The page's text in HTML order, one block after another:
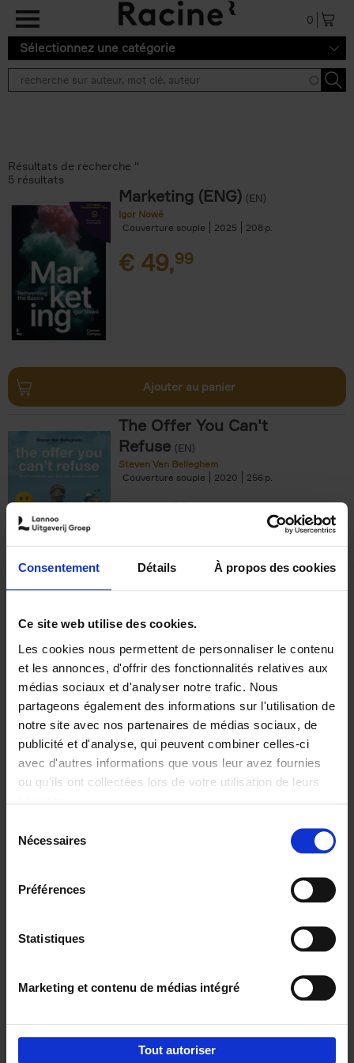
Consentement Détails À propos des cookies
Ce site web utilise des cookies.
Les cookies nous permettent de personnaliser le contenu
et les annonces, d'offrir des fonctionnalités relatives aux
médias sociaux et d'analyser notre trafic. Nous
partageons également des informations sur l'utilisation de
notre site avec nos partenaires de médias sociaux, de
publicité et d'analyse, qui peuvent combiner celles-ci
avec d'autres informations que vous leur avez fournies
ou qu'ils ont collectées lors de votre utilisation de leurs
Nécessaires
Préférences
Statistiques
Marketing et contenu de médias intégré
Tout autoriser
Aller au contenu principal
0
Sélectionnez une catégorie
Résultats de recherche ''
5 résultats
Marketing (ENG) (EN)
Igor Nowé
Couverture souple
2025 208
€ 49,99
Ajouter au panier
The Offer You Can't
Refuse (EN)
Steven Van Belleghem
Couverture souple
2020 256
€37,50
Building Bonds = Building
Business
Jochen Roef Jozefien De Feyter
Carolien Boom
Couverture souple
2025 200
€29,99
Digital marketing like a PRO -
completely revised edition (EN)